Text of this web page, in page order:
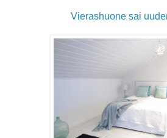
Vierashuone sai